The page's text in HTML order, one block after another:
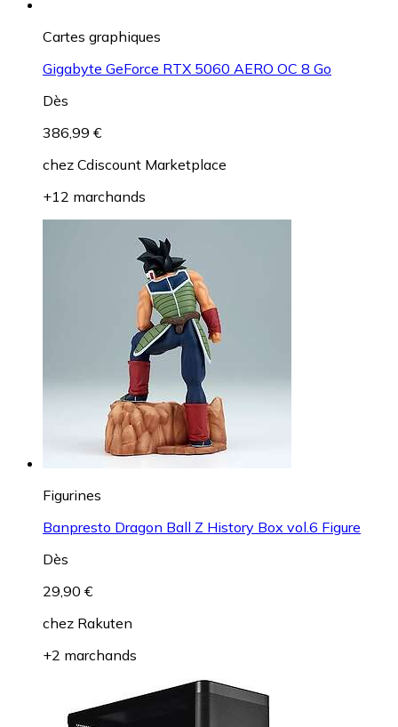
Cartes graphiques
Gigabyte GeForce RTX 5060 AERO OC 8 Go
Dès
386,99 €
chez Cdiscount Marketplace
+12 marchands
Figurines
Banpresto Dragon Ball Z History Box vol.6 Figure
Dès
29,90 €
chez Rakuten
+2 marchands